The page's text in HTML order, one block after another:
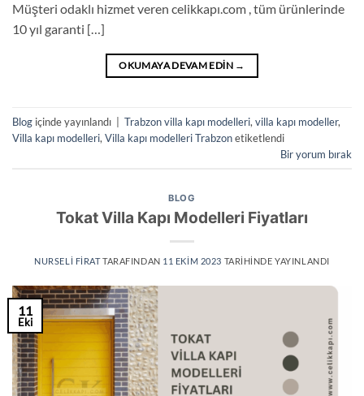
Müşteri odaklı hizmet veren celikkapı.com , tüm ürünlerinde
10 yıl garanti […]
OKUMAYA DEVAM EDIN →
Blog içinde yayınlandı Trabzon villa kapı modelleri, villa kapı modeller,
Villa kapı modelleri, Villa kapı modelleri Trabzonetiketlendi
Bir yorum bırak
BLOG
Tokat Villa Kapı Modelleri Fiyatları
NURSELI FIRATTARAFINDAN 11 EKIM 2023 TARIHINDE YAYINLANDI
11
Eki